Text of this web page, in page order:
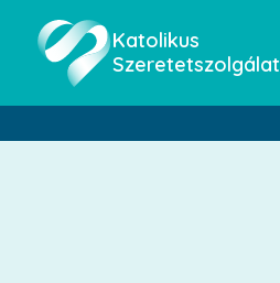
Katolikus
Szeretetszolgálat